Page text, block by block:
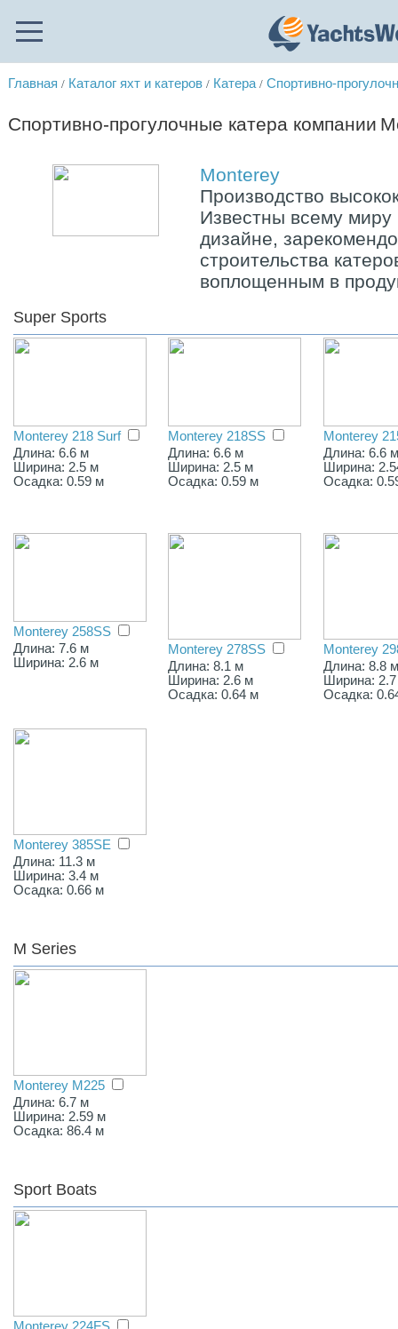
Главная / Каталог яхт и катеров / Катера / Спортивно-
Спортивно-прогулочные катера компании
Monterey
Производство
Известны всему
дизайне,
строительства
воплощенным в
Super Sports
Monterey 218 Surf
Длина: 6.6 м
Ширина: 2.5 м
Осадка: 0.59 м
Monterey 218SS
Длина: 6.6 м
Ширина: 2.5 м
Осадка: 0.59 м
Monterey
Длина: 6.6
Ширина:
Осадка:
Monterey 258SS
Длина: 7.6 м
Ширина: 2.6 м
Monterey 278SS
Длина: 8.1 м
Ширина: 2.6 м
Осадка: 0.64 м
Monterey
Длина: 8.8
Ширина:
Осадка:
Monterey 385SE
Длина: 11.3 м
Ширина: 3.4 м
Осадка: 0.66 м
M Series
Monterey M225
Длина: 6.7 м
Ширина: 2.59 м
Осадка: 86.4 м
Sport Boats